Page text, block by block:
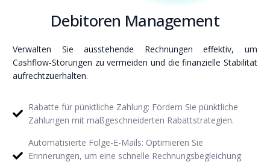
Debitoren Management
Verwalten Sie ausstehende Rechnungen effektiv, um
Cashflow-Störungen zu vermeiden und die finanzielle Stabilität
aufrechtzuerhalten.
Rabatte für pünktliche Zahlung: Fördern Sie pünktliche
Zahlungen mit maßgeschneiderten Rabattstrategien.
Automatisierte Folge-E-Mails: Optimieren Sie
Erinnerungen, um eine schnelle Rechnungsbegleichung